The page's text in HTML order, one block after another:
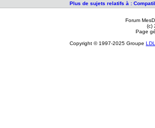
Plus de sujets relatifs à :
Forum
(c)
Page
Copyright © 1997-2025 Groupe